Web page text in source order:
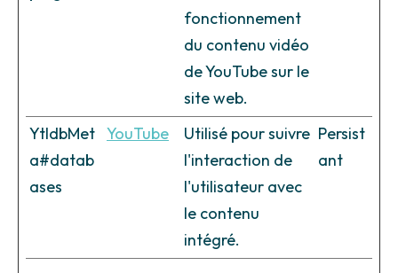
fonctionnement
du contenu vidéo
de YouTube sur le
site web.
YtIdbMet
a#datab
ases
YouTube
Utilisé pour suivre
l'interaction de
l'utilisateur avec
le contenu
intégré.
Persist
ant